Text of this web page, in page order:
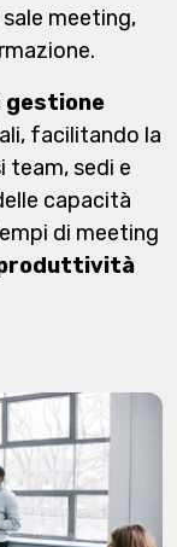
meeting,
gestione
facilitando la
team, sedi e
capacità
di meeting